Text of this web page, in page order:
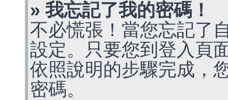
» 我忘記了我的密碼！
不必慌張！當您忘記了
設定。只要您到登入頁
依照說明的步驟完成，
密碼。